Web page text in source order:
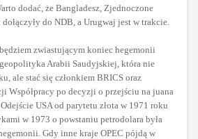
dodać, że Bangladesz, Zjednoczone
do NDB, a Urugwaj jest w trakcie.
zwiastującym koniec hegemonii
Arabii Saudyjskiej, która nie
ale stać się członkiem BRICS oraz
Współpracy po decyzji o przejściu na juana
USA od parytetu złota w 1971 roku
w 1973 o powstaniu petrodolara była
Gdy inne kraje OPEC pójdą w